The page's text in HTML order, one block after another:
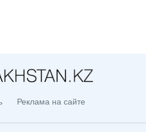
Реклама на сайте